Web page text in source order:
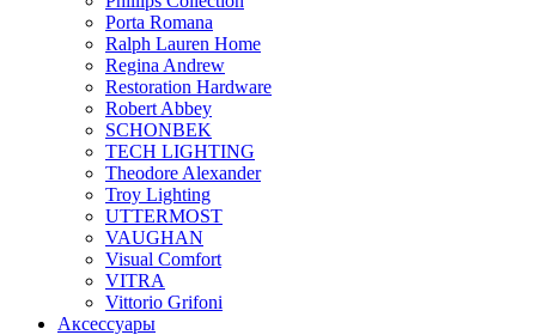
Porta Romana
Ralph Lauren Home
Regina Andrew
Restoration Hardware
Robert Abbey
SCHONBEK
TECH LIGHTING
Theodore Alexander
Troy Lighting
UTTERMOST
VAUGHAN
Visual Comfort
VITRA
Vittorio Grifoni
Аксессуары